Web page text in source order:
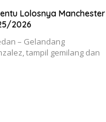
Lolosnya Manchester
2026
– Gelandang
tampil gemilang dan